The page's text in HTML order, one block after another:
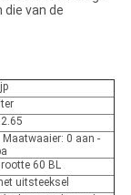
van de
0 aan -
60 BL
uitsteeksel